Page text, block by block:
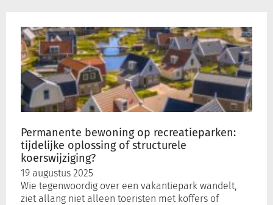
Permanente bewoning op recreatieparken:
tijdelijke oplossing of structurele
koerswijziging?
19 augustus 2025
Wie tegenwoordig over een vakantiepark wandelt,
ziet allang niet alleen toeristen met koffers of
bewoning
recreatieparken:
tijdelijke
oplossing
structurele
koerswijziging?